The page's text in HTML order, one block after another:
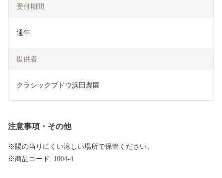
受付期間
通年
提供者
クラシックブドウ浜田農園
注意事項・その他
※陽の当りにくい涼しい場所で保管ください。
※商品コード: 1004-4